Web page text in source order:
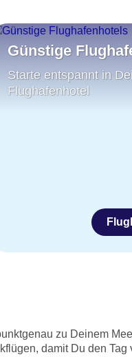
Günstige
Starte entspannt in
Flughafenhotel
zu Deinem
damit Du den